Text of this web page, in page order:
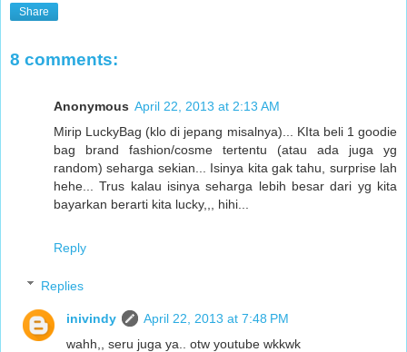
Share
8 comments:
Anonymous April 22, 2013 at 2:13 AM
Mirip LuckyBag (klo di jepang misalnya)... KIta beli 1 goodie
bag brand fashion/cosme tertentu (atau ada juga yg
random) seharga sekian... Isinya kita gak tahu, surprise lah
hehe... Trus kalau isinya seharga lebih besar dari yg kita
bayarkan berarti kita lucky,,, hihi...
Reply
Replies
inivindy
April 22, 2013 at 7:48 PM
wahh,, seru juga ya.. otw youtube wkkwk